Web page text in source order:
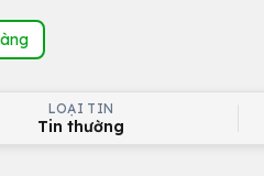
LOẠI TIN
Tin thường